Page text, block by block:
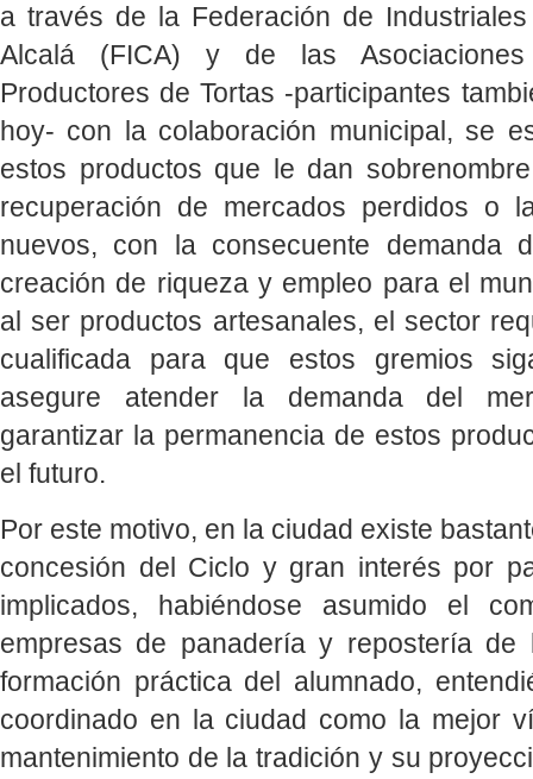
a través de la Federación de
Alcalá (FICA) y de las
Productores de Tortas -participantes
hoy- con la colaboración municipal, se
estos productos que le dan
recuperación de mercados perdidos o
nuevos, con la consecuente demanda
creación de riqueza y empleo para el
al ser productos artesanales, el sector
cualificada para que estos gremios
asegure atender la demanda del
garantizar la permanencia de estos
el futuro.
Por este motivo, en la ciudad existe
concesión del Ciclo y gran interés por
implicados, habiéndose asumido el
empresas de panadería y repostería
formación práctica del alumnado,
coordinado en la ciudad como la mejor
mantenimiento de la tradición y su